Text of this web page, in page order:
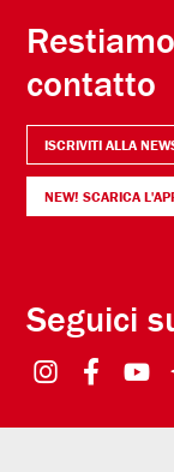
contatto
ISCRIVITI ALLA
NEW! SCARICA
Seguici